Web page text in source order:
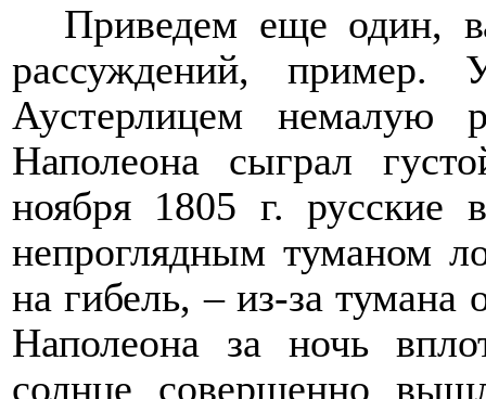
Приведем еще один,
рассуждений,
Аустерлицем немалую
Наполеона сыграл
ноября 1805 г. русские
непроглядным туманом
на гибель, – из-за тумана
Наполеона за ночь
солнце совершенно